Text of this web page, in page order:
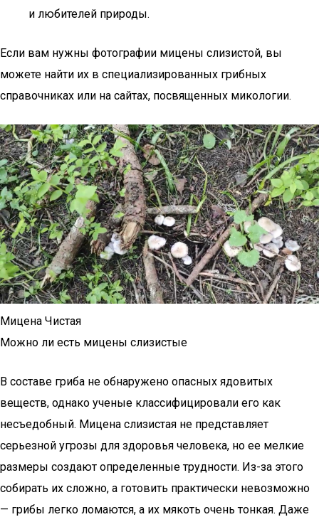
и любителей природы.
Если вам нужны фотографии мицены слизистой, вы
можете найти их в специализированных грибных
справочниках или на сайтах, посвященных микологии.
Мицена Чистая
Можно ли есть мицены слизистые
В составе гриба не обнаружено опасных ядовитых
веществ, однако ученые классифицировали его как
несъедобный. Мицена слизистая не представляет
серьезной угрозы для здоровья человека, но ее мелкие
размеры создают определенные трудности. Из-за этого
собирать их сложно, а готовить практически невозможно
— грибы легко ломаются, а их мякоть очень тонкая. Даже